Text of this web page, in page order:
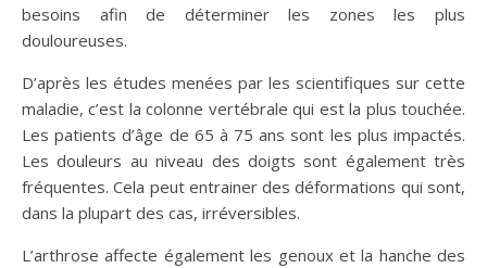
besoins afin de déterminer les zones les plus
douloureuses.
D’après les études menées par les scientifiques sur cette
maladie, c’est la colonne vertébrale qui est la plus touchée.
Les patients d’âge de 65 à 75 ans sont les plus impactés.
Les douleurs au niveau des doigts sont également très
fréquentes. Cela peut entrainer des déformations qui sont,
dans la plupart des cas, irréversibles.
L’arthrose affecte également les genoux et la hanche des